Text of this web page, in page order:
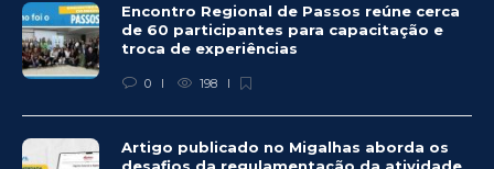
Encontro Regional de Passos reúne cerca
de 60 participantes para capacitação e
troca de experiências
0 198
Artigo publicado no Migalhas aborda os